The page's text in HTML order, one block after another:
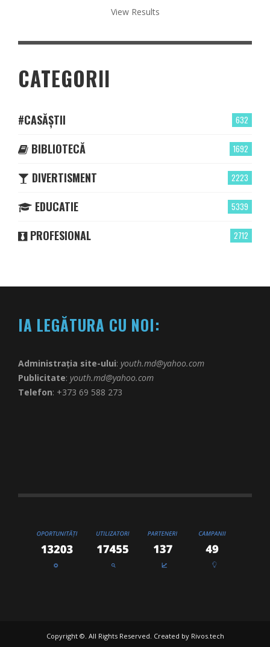
View Results
CATEGORII
632
#CASĂȘTII
1692
BIBLIOTECĂ
2223
DIVERTISMENT
5339
EDUCATIE
2712
PROFESIONAL
IA LEGĂTURA CU NOI:
Administrația site-ului: youth.md@yahoo.com
Publicitate: youth.md@yahoo.com
Telefon: +373 69 588 273
Copyright ©. All Rights Reserved. Created by Rivos.tech